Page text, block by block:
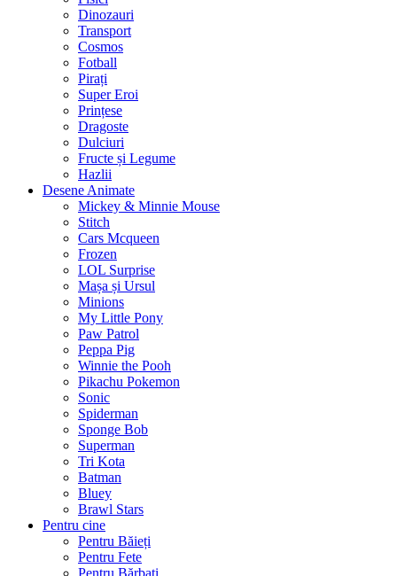
Dinozauri
Transport
Cosmos
Fotball
Pirați
Super Eroi
Prințese
Dragoste
Dulciuri
Fructe și Legume
Hazlii
Desene Animate
Mickey & Minnie Mouse
Stitch
Cars Mcqueen
Frozen
LOL Surprise
Mașa și Ursul
Minions
My Little Pony
Paw Patrol
Peppa Pig
Winnie the Pooh
Pikachu Pokemon
Sonic
Spiderman
Sponge Bob
Superman
Tri Kota
Batman
Bluey
Brawl Stars
Pentru cine
Pentru Băieți
Pentru Fete
Pentru Bărbați